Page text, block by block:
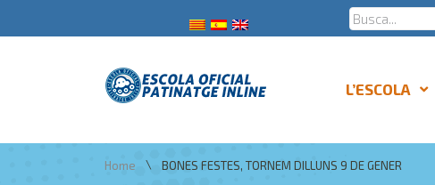
L’ESCOLA
Home \ BONES FESTES, TORNEM DILLUNS 9 DE GENER